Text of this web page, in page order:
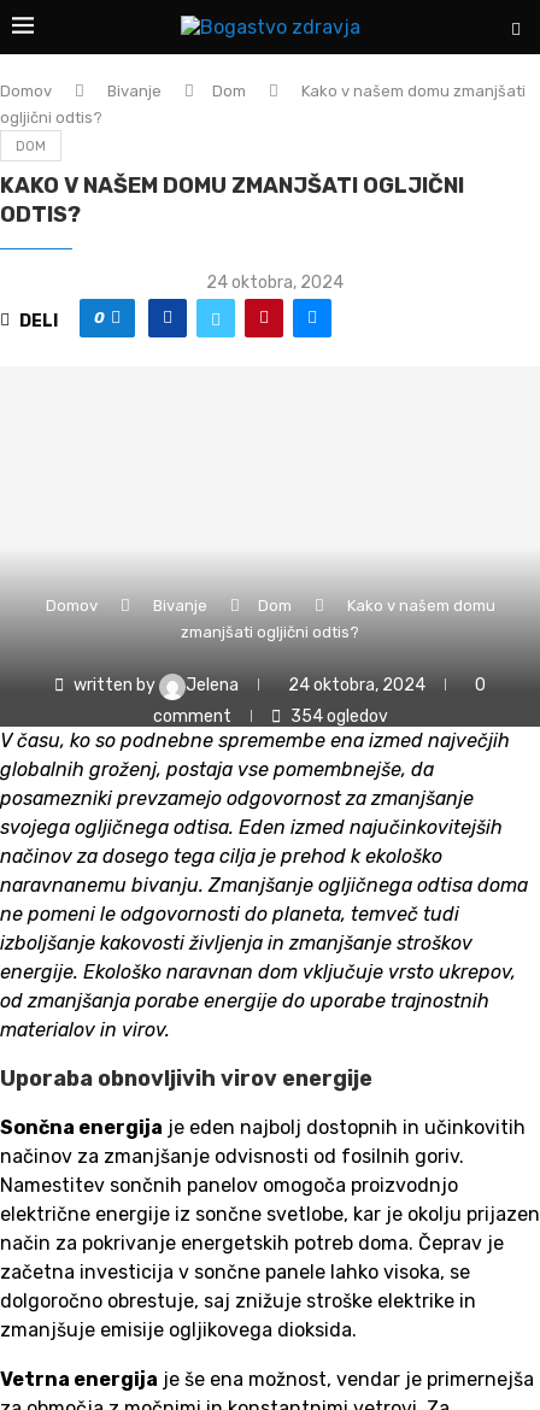
Domov Bivanje Dom
Kako v našem domu zmanjšati
ogljični odtis?
DOM
KAKO V NAŠEM DOMU ZMANJŠATI OGLJIČNI
ODTIS?
24 oktobra, 2024
DELI
0
Domov Bivanje Dom
Kako v našem domu
zmanjšati ogljični odtis?
written by Jelena 24 oktobra, 2024
0
comment
354ogledov
V času, ko so podnebne spremembe ena izmed največjih
globalnih groženj, postaja vse pomembnejše, da
posamezniki prevzamejo odgovornost za zmanjšanje
svojega ogljičnega odtisa. Eden izmed najučinkovitejših
načinov za dosego tega cilja je prehod k ekološko
naravnanemu bivanju. Zmanjšanje ogljičnega odtisa doma
ne pomeni le odgovornosti do planeta, temveč tudi
izboljšanje kakovosti življenja in zmanjšanje stroškov
energije. Ekološko naravnan dom vključuje vrsto ukrepov,
od zmanjšanja porabe energije do uporabe trajnostnih
materialov in virov.
Uporaba obnovljivih virov energije
Sončna energija je eden najbolj dostopnih in učinkovitih
načinov za zmanjšanje odvisnosti od fosilnih goriv.
Namestitev sončnih panelov omogoča proizvodnjo
električne energije iz sončne svetlobe, kar je okolju prijazen
način za pokrivanje energetskih potreb doma. Čeprav je
začetna investicija v sončne panele lahko visoka, se
dolgoročno obrestuje, saj znižuje stroške elektrike in
zmanjšuje emisije ogljikovega dioksida.
Vetrna energija je še ena možnost, vendar je primernejša